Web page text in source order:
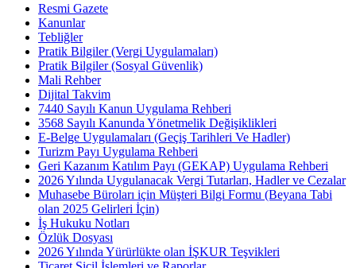
Resmi Gazete
Kanunlar
Tebliğler
Pratik Bilgiler (Vergi Uygulamaları)
Pratik Bilgiler (Sosyal Güvenlik)
Mali Rehber
Dijital Takvim
7440 Sayılı Kanun Uygulama Rehberi
3568 Sayılı Kanunda Yönetmelik Değişiklikleri
E-Belge Uygulamaları (Geçiş Tarihleri Ve Hadler)
Turizm Payı Uygulama Rehberi
Geri Kazanım Katılım Payı (GEKAP) Uygulama Rehberi
2026 Yılında Uygulanacak Vergi Tutarları, Hadler ve Cezalar
Muhasebe Büroları için Müşteri Bilgi Formu (Beyana Tabi
olan 2025 Gelirleri İçin)
İş Hukuku Notları
Özlük Dosyası
2026 Yılında Yürürlükte olan İŞKUR Teşvikleri